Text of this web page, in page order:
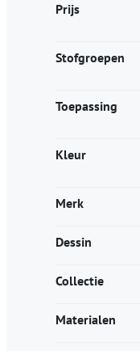
Prijs
Stofgroepen
Toepassing
Kleur
Merk
Dessin
Collectie
Materialen
op
productpagina